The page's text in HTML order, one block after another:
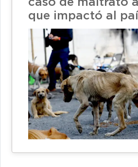
caso de maltrato
que impactó al